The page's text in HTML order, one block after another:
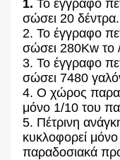
1. Το έγγραφο
σώσει 20 δέντρα.
2. Το έγγραφο
σώσει 280Kw το /
3. Το έγγραφο
σώσει 7480
4. Ο χώρος
μόνο 1/10 του
5. Πέτρινη
κυκλοφορεί
παραδοσιακά